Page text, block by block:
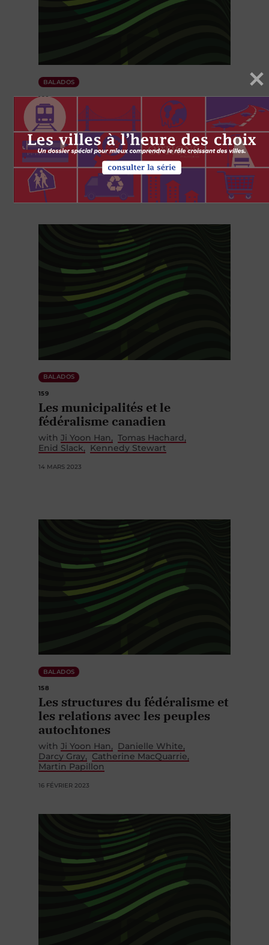
BALADOS
160
Les soins de santé et le
fédéralisme
withCharles Breton
Katherine Fierlbeck
Chaim Bell
29 MARS 2023
BALADOS
159
Les municipalités et le
fédéralisme canadien
with Ji Yoon Han
Tomas Hachard
Enid Slack
Kennedy Stewart
14 MARS 2023
BALADOS
158
Les structures du fédéralisme et
les relations avec les peuples
autochtones
with Ji Yoon Han
Danielle White
Darcy Gray
Catherine MacQuarrie
Martin Papillon
16 FÉVRIER 2023